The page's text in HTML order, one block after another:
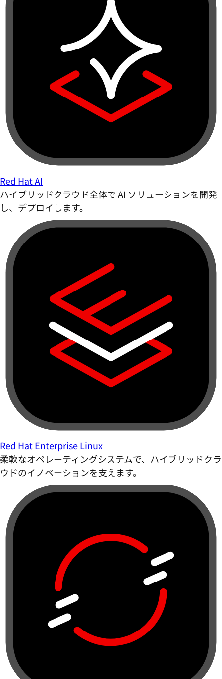
Red Hat AI
ハイブリッドクラウド全体で AI ソリューションを開発
し、デプロイします。
Red Hat Enterprise Linux
柔軟なオペレーティングシステムで、ハイブリッドクラ
ウドのイノベーションを支えます。